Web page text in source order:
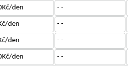
den - -
den - -
den - -
den - -